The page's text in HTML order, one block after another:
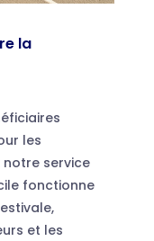
la
les
notre service
fonctionne
et les